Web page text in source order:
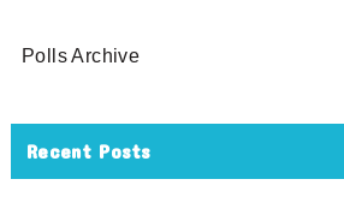
Polls Archive
Recent Posts